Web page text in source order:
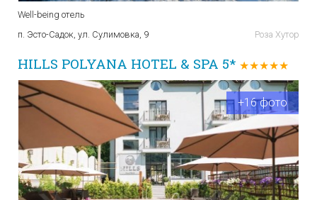
Well-being отель
п. Эсто-Садок, ул. Сулимовка, 9
Роза Хутор
HILLS POLYANA HOTEL & SPA 5* ★★★★★
+16 фото